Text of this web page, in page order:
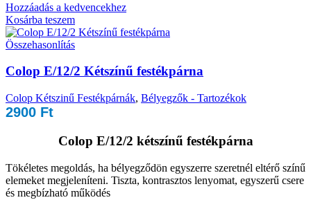
Hozzáadás a kedvencekhez
Kosárba teszem
Összehasonlítás
Colop E/12/2 Kétszínű festékpárna
Colop Kétszinű Festékpárnák, Bélyegzők - Tartozékok
2900 Ft
Colop E/12/2 kétszínű festékpárna
Tökéletes megoldás, ha bélyegződön egyszerre szeretnél eltérő színű
elemeket megjeleníteni. Tiszta, kontrasztos lenyomat, egyszerű csere
és megbízható működés